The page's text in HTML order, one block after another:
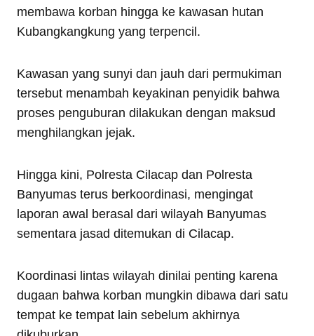
membawa korban hingga ke kawasan hutan
Kubangkangkung yang terpencil.
Kawasan yang sunyi dan jauh dari permukiman
tersebut menambah keyakinan penyidik bahwa
proses penguburan dilakukan dengan maksud
menghilangkan jejak.
Hingga kini, Polresta Cilacap dan Polresta
Banyumas terus berkoordinasi, mengingat
laporan awal berasal dari wilayah Banyumas
sementara jasad ditemukan di Cilacap.
Koordinasi lintas wilayah dinilai penting karena
dugaan bahwa korban mungkin dibawa dari satu
tempat ke tempat lain sebelum akhirnya